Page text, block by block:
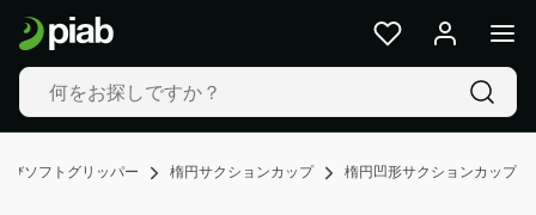
びソフトグリッパー 楕円サクションカップ 楕円凹形サクションカップ
製
品
&
ソ
リ
ー